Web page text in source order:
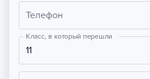
Телефон
Класс, в который перешли
11